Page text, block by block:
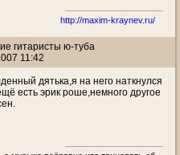
http://maxim-kraynev.ru/
гитаристы ю-туба
11:42
дятька,я на него наткнулся
есть эрик роше,немного другое